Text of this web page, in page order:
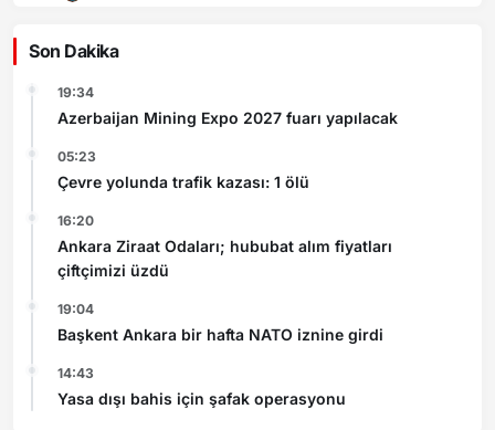
Son Dakika
19:34
Azerbaijan Mining Expo 2027 fuarı yapılacak
05:23
Çevre yolunda trafik kazası: 1 ölü
16:20
Ankara Ziraat Odaları; hububat alım fiyatları
çiftçimizi üzdü
19:04
Başkent Ankara bir hafta NATO iznine girdi
14:43
Yasa dışı bahis için şafak operasyonu